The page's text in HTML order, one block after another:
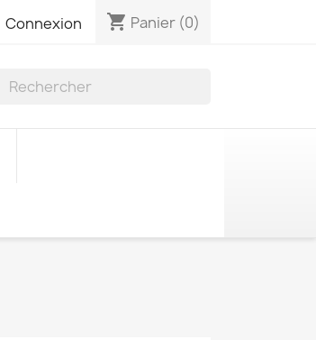
Connexion shopping_cart Panier (0)